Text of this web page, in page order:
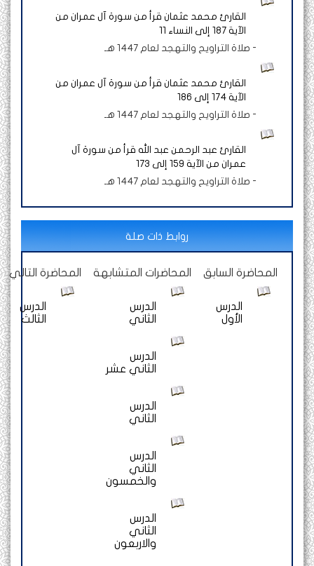
القارئ محمد عثمان قرأ من سورة آل عمران من
الآية 187 إلى النساء 11
- صلاة التراويح والتهجد لعام 1447 هـ
القارئ محمد عثمان قرأ من سورة آل عمران من
الآية 174 إلى 186
- صلاة التراويح والتهجد لعام 1447 هـ
القارئ عبد الرحمن عبد الله قرأ من سورة آل
عمران من الآية 159 إلى 173
- صلاة التراويح والتهجد لعام 1447 هـ
روابط ذات صلة
المحاضرة السابق
الدرس
الأول
المحاضرات المتشابهة
الدرس
الثاني
الدرس
الثاني عشر
الدرس
الثاني
الدرس
الثاني
والخمسون
الدرس
الثاني
والاربعون
المحاضرة التالي
الدرس
الثالث